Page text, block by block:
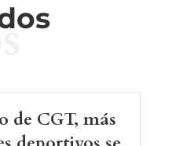
de CGT, más